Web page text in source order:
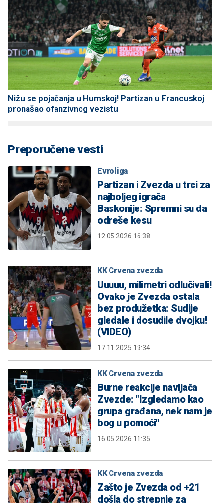
Nižu se pojačanja u Humskoj! Partizan u Francuskoj
pronašao ofanzivnog vezistu
Preporučene vesti
Evroliga
Partizan i Zvezda u trci za
najboljeg igrača
Baskonije: Spremni su da
odreše kesu
12.05.2026 16:38
KK Crvena zvezda
Uuuuu, milimetri odlučivali!
Ovako je Zvezda ostala
bez produžetka: Sudije
gledale i dosudile dvojku!
(VIDEO)
17.11.2025 19:34
KK Crvena zvezda
Burne reakcije navijača
Zvezde: "Izgledamo kao
grupa građana, nek nam je
bog u pomoći"
16.05.2026 11:35
KK Crvena zvezda
Zašto je Zvezda od +21
došla do strepnje za